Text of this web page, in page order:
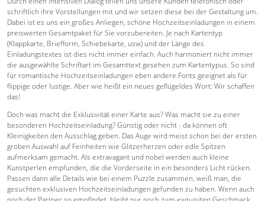
schriftlich ihre Vorstellungen mit und wir setzen diese bei der Gestaltung um.
Dabei ist es uns ein großes Anliegen, schöne Hochzeitseinladungen in einem
preiswerten Gesamtpaket für Sie vorzubereiten. Je nach Kartentyp
(Klappkarte, Briefform, Schiebekarte, usw) und der Länge des
Einladungstextes ist dies nicht immer einfach. Auch harmoniert nicht immer
die ausgewählte Schriftart im Gesamttext gesehen zum Kartentypus. So sind
für romantische Hochzeitseinladungen eben andere Fonts geeignet als für
flippige oder lustige. Aber wie heißt ein neues geflügeldes Wort: Wir schaffen
das!
Doch was macht die Exklusivität einer Karte aus? Was macht sie zu einer
besonderen Hochzeitseinladung? Günstig oder nicht - da können oft
Kleinigkeiten den Ausschlag geben. Das Auge wird meist schon bei der ersten
groben Auswahl auf Feinheiten wie Glitzerherzen oder edle Spitzen
aufmerksam gemacht. Als extravagant und nobel werden auch kleine
Kunstperlen empfunden, die die Vorderseite in ein besonders Licht rücken.
Passen dann alle Details wie bei einem Puzzle zusammen, weiß man, die
gesuchten exklusiven Hochzeitseinladungen gefunden zu haben. Wenn auch